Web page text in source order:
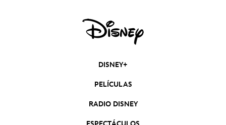
DISNEY+
PELÍCULAS
RADIO DISNEY